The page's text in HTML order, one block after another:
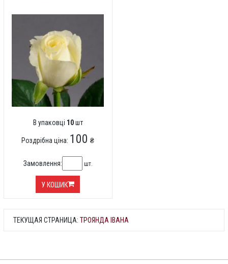
В упаковці 10шт
Роздрібна ціна: 100 ₴
Замовлення: шт.
У КОШИК
ТЕКУЩАЯ СТРАНИЦА: ТРОЯНДА ІВАНА